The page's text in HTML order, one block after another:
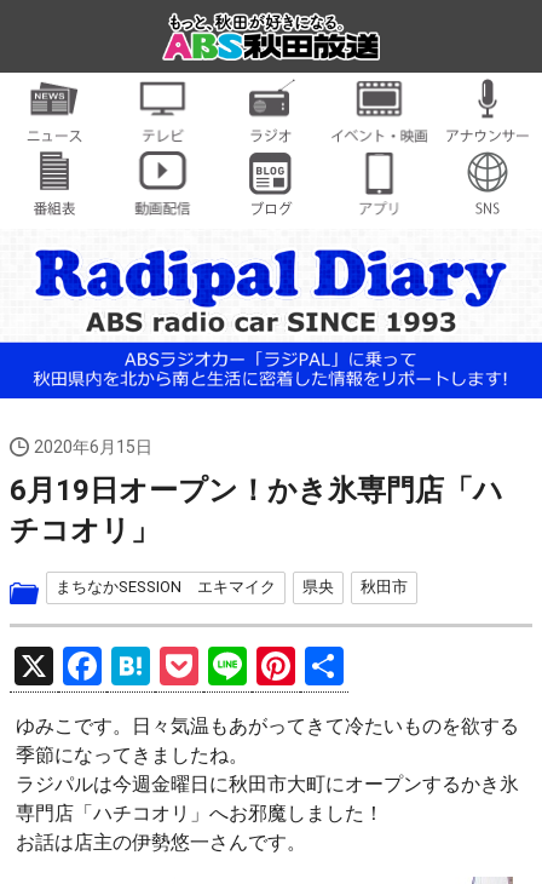
2020年6月15日
6月19日オープン！かき氷専門店「ハ
チコオリ」
まちなかSESSION エキマイク 県央 秋田市
X
F
a
ce
b
o
o
H
at
e
n
a
P
o
ck
et
Li
n
e
Pi
nt
er
es
t
有
ゆみこです。日々気温もあがってきて冷たいものを欲する
季節になってきましたね。
ラジパルは今週金曜日に秋田市大町にオープンするかき氷
専門店「ハチコオリ」へお邪魔しました！
お話は店主の伊勢悠一さんです。